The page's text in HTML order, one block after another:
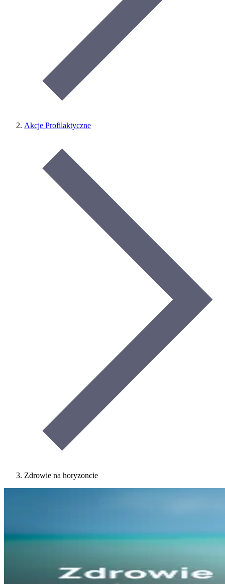
Akcje Profilaktyczne
Zdrowie na horyzoncie